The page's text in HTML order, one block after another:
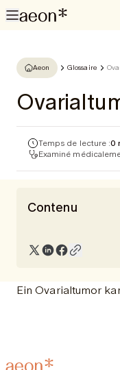
Aeon Glossaire
Temps de lecture :0
Examiné
Contenu
Ein Ovarialtumor